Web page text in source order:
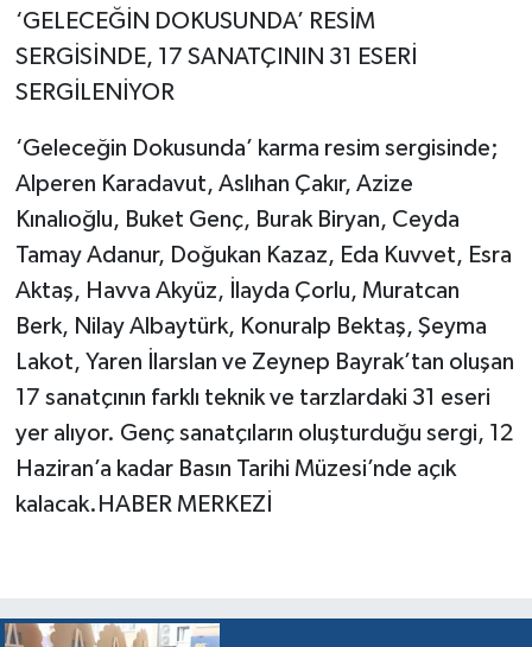
‘GELECEĞİN DOKUSUNDA’ RESİM
SERGİSİNDE, 17 SANATÇININ 31 ESERİ
SERGİLENİYOR
‘Geleceğin Dokusunda’ karma resim sergisinde;
Alperen Karadavut, Aslıhan Çakır, Azize
Kınalıoğlu, Buket Genç, Burak Biryan, Ceyda
Tamay Adanur, Doğukan Kazaz, Eda Kuvvet, Esra
Aktaş, Havva Akyüz, İlayda Çorlu, Muratcan
Berk, Nilay Albaytürk, Konuralp Bektaş, Şeyma
Lakot, Yaren İlarslan ve Zeynep Bayrak’tan oluşan
17 sanatçının farklı teknik ve tarzlardaki 31 eseri
yer alıyor. Genç sanatçıların oluşturduğu sergi, 12
Haziran’a kadar Basın Tarihi Müzesi’nde açık
kalacak.HABER MERKEZİ